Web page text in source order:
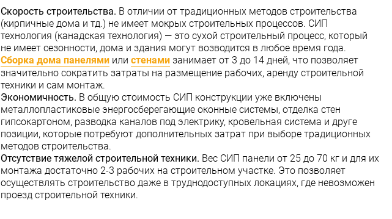
Скорость строительства. В отличии от традиционных методов строительства
(кирпичные дома и тд.) не имеет мокрых строительных процессов. СИП
технология (канадская технология) — это сухой строительный процесс, который
не имеет сезонности, дома и здания могут возводится в любое время года.
Сборка дома панелями или стенами занимает от 3 до 14 дней, что позволяет
значительно сократить затраты на размещение рабочих, аренду строительной
техники и сам монтаж.
Экономичность. В общую стоимость СИП конструкции уже включены
металлопластиковые энергосберегающие оконные системы, отделка стен
гипсокартоном, разводка каналов под электрику, кровельная система и друге
позиции, которые потребуют дополнительных затрат при выборе традиционных
методов строительства.
Отсутствие тяжелой строительной техники. Вес СИП панели от 25 до 70 кг и для их
монтажа достаточно 2-3 рабочих на строительном участке. Это позволяет
осуществлять строительство даже в труднодоступных локациях, где невозможен
проезд строительной техники.